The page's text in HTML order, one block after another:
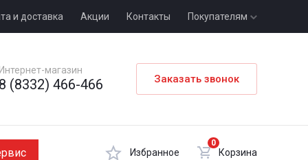
и доставка Акции Контакты Покупателям
Интернет-магазин
8 (8332) 466-466 Заказать звонок
Избранное
0
Корзина